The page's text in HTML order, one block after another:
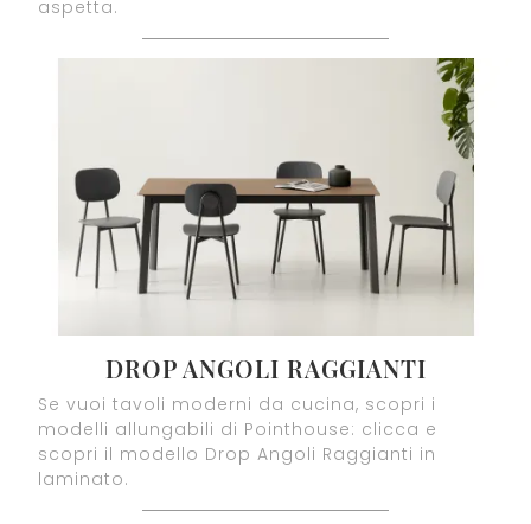
aspetta.
DROP ANGOLI RAGGIANTI
Se vuoi tavoli moderni da cucina, scopri i
modelli allungabili di Pointhouse: clicca e
scopri il modello Drop Angoli Raggianti in
laminato.